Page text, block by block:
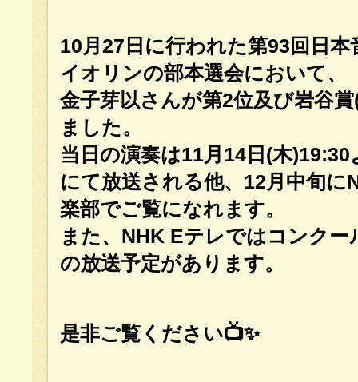
10月27日に行われた第93回日
イオリンの部本選会において、
金子芽以さんが第2位及び岩谷
ました。
当日の演奏は11月14日(木)19:30
にて放送される他、12月中旬に
楽部でご覧になれます。
また、NHK Eテレではコンク
の放送予定があります。
是非ご覧ください📺✨